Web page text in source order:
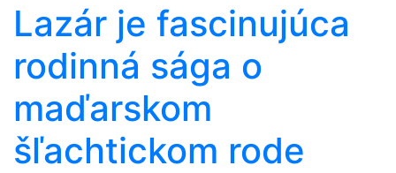
Lazár je fascinujúca
rodinná sága o
maďarskom
šľachtickom rode